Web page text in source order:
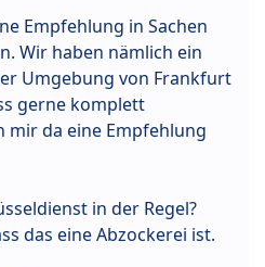
Empfehlung in Sachen
Wir haben nämlich ein
Umgebung von Frankfurt
gerne komplett
mir da eine Empfehlung
in der Regel?
das eine Abzockerei ist.